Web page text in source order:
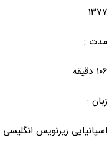
۱۳۷۷
مدت :
۱۰۶ دقیقه
زبان :
اسپانیایی زیرنویس